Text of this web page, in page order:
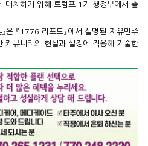
대처하기 위해 트럼프 1기 행정부에서 출
은 『1776 리포트』에서 설명된 자유민주
커뮤니티의 현실과 실정에 적용해 기술한